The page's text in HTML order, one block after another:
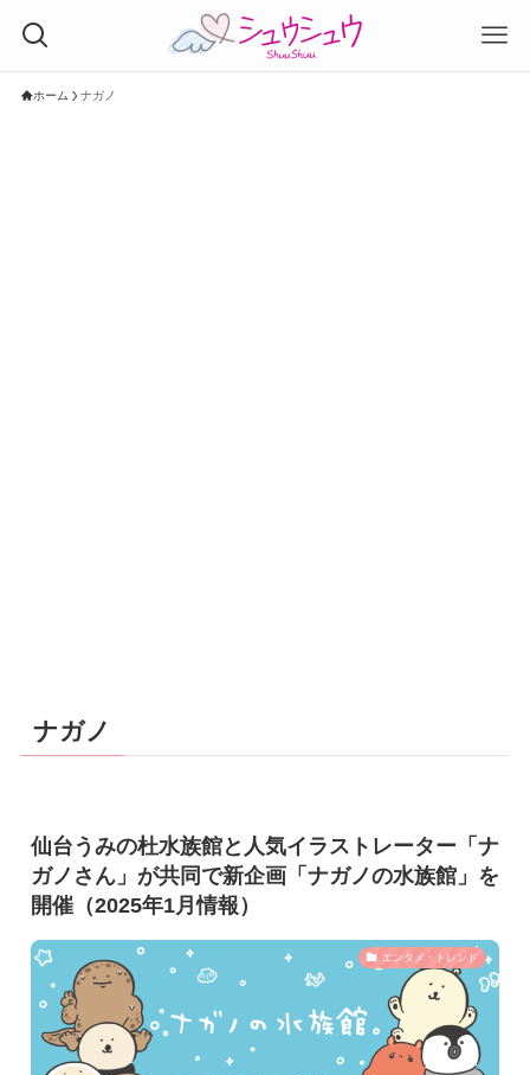
ホーム ナガノ
ナガノ
仙台うみの杜水族館と人気イラストレーター「ナ
ガノさん」が共同で新企画「ナガノの水族館」を
開催（2025年1月情報）
エンタメ・トレンド